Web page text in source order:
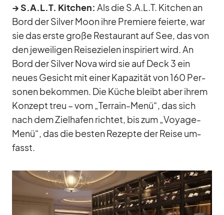
→ S.A.L.T. Kit­chen: Als die S.A.L.T. Kit­chen an
Bord der Sil­ver Moon ihre Pre­miere fei­erte, war
sie das erste große Re­stau­rant auf See, das von
den je­wei­li­gen Rei­se­zie­len in­spi­riert wird. An
Bord der Sil­ver Nova wird sie auf Deck 3 ein
neues Ge­sicht mit ei­ner Ka­pa­zi­tät von 160 Per­
so­nen be­kom­men. Die Kü­che bleibt aber ih­rem
Kon­zept treu – vom „Ter­rain-Menü“, das sich
nach dem Ziel­ha­fen rich­tet, bis zum „Voyage-
Menü“, das die bes­ten Re­zepte der Reise um­
fasst.